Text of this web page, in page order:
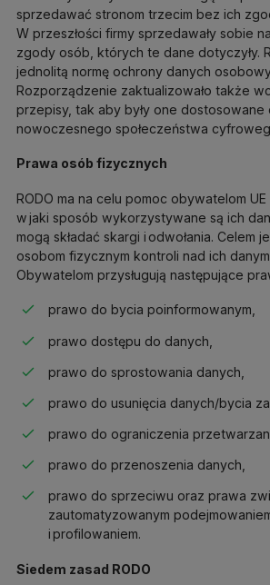
sprzedawać stronom trzecim bez ich
W przeszłości firmy sprzedawały sobie
zgody osób, których te dane dotyczyły.
jednolitą normę ochrony danych
Rozporządzenie zaktualizowało także
przepisy, tak aby były one dostosowane
nowoczesnego społeczeństwa
Prawa osób fizycznych
RODO ma na celu pomoc obywatelom UE
w jaki sposób wykorzystywane są ich
mogą składać skargi i odwołania. Celem
osobom fizycznym kontroli nad ich
Obywatelom przysługują następujące
prawo do bycia poinformowanym,
prawo dostępu do danych,
prawo do sprostowania danych,
prawo do usunięcia danych/bycia
prawo do ograniczenia
prawo do przenoszenia danych,
prawo do sprzeciwu oraz prawa
zautomatyzowanym
i profilowaniem.
Siedem zasad RODO